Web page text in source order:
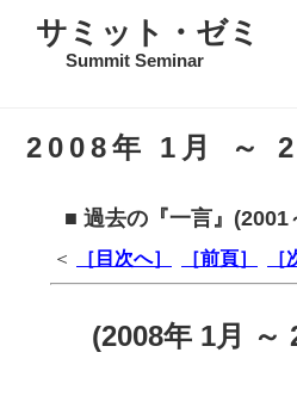
サミット・ゼミ
Summit Seminar
2008年 1月 ～
■ 過去の『一言』(2001
＜ ［目次へ］ ［前頁］ ［
(2008年 1月 ～